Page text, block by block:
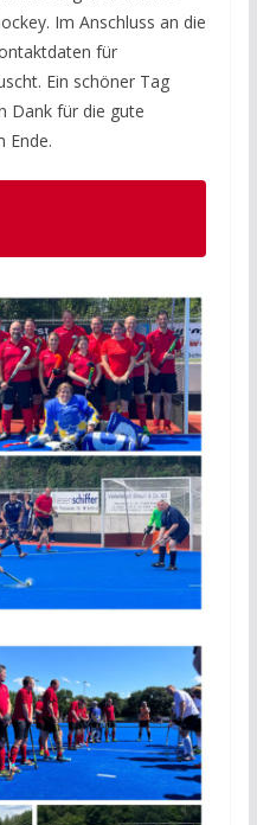
Im Anschluss an die
für
Ein schöner Tag
Dank für die gute
Ende.